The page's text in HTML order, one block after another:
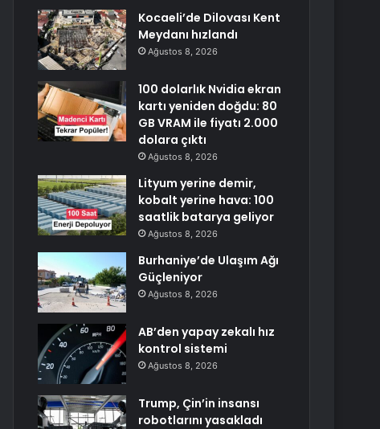
Kocaeli’de Dilovası Kent
Meydanı hızlandı
Ağustos 8, 2026
100 dolarlık Nvidia ekran
kartı yeniden doğdu: 80
GB VRAM ile fiyatı 2.000
dolara çıktı
Ağustos 8, 2026
Lityum yerine demir,
kobalt yerine hava: 100
saatlik batarya geliyor
Ağustos 8, 2026
Burhaniye’de Ulaşım Ağı
Güçleniyor
Ağustos 8, 2026
AB’den yapay zekalı hız
kontrol sistemi
Ağustos 8, 2026
Trump, Çin’in insansı
robotlarını yasakladı